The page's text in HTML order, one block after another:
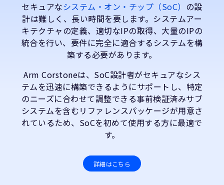
セキュアなシステム・オン・チップ（SoC） の設
計は難しく、長い時間を要します。システムアー
キテクチャの定義、適切なIPの取得、大量のIPの
統合を行い、要件に完全に適合するシステムを構
築する必要があります。
Arm Corstoneは、SoC設計者がセキュアなシス
テムを迅速に構築できるようにサポートし、特定
のニーズに合わせて調整できる事前検証済みサブ
システムを含むリファレンスパッケージが用意さ
れているため、SoCを初めて使用する方に最適で
す。
詳細はこちら